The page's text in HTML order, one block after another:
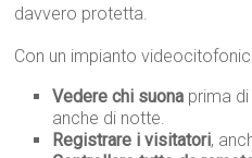
davvero protetta.
Con un impianto
Vedere chi suona prima
anche di notte.
Registrare i visitatori,